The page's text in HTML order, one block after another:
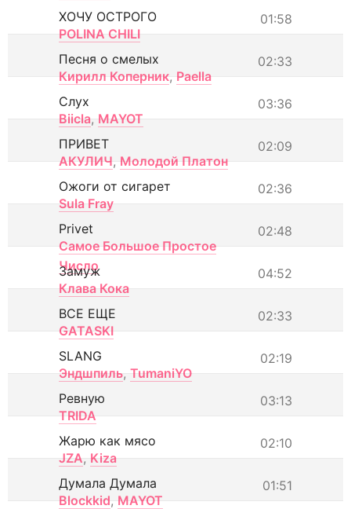
01:58
ХОЧУ ОСТРОГО
POLINA CHILI
02:33
Песня о смелых
Кирилл Коперник, Paella
03:36
Слух
Biicla, MAYOT
02:09
ПРИВЕТ
АКУЛИЧ, Молодой Платон
02:36
Ожоги от сигарет
Sula Fray
02:48
Privet
Самое Большое Простое
Число
04:52
Замуж
Клава Кока
02:33
ВСЕ ЕЩЕ
GATASKI
02:19
SLANG
Эндшпиль, TumaniYO
03:13
Ревную
TRIDA
02:10
Жарю как мясо
JZA, Kiza
01:51
Думала Думала
Blockkid, MAYOT